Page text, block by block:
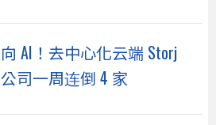
AI！去中心化云端 Storj
司一周连倒 4 家